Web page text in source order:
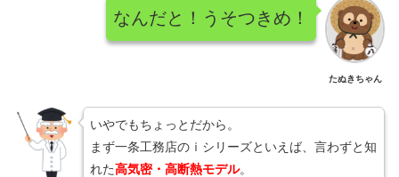
たぬきちゃん
なんだと！うそつきめ！
いやでもちょっとだから。
まず一条工務店のｉシリーズといえば、言わずと知
れた高気密・高断熱モデル。